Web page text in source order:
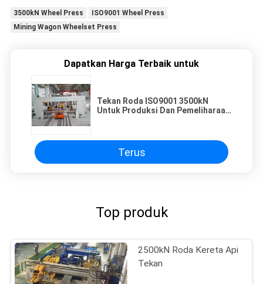
3500kN Wheel Press
ISO9001 Wheel Press
Mining Wagon Wheelset Press
Dapatkan Harga Terbaik untuk
Tekan Roda ISO9001 3500kN
Untuk Produksi Dan Pemeliharaan
Terus
Top produk
2500kN Roda Kereta Api
Tekan